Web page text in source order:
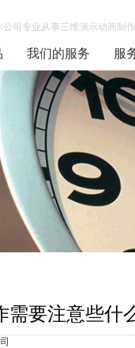
公司专业从事三维演示动画
我们的服务 服
需要注意些什